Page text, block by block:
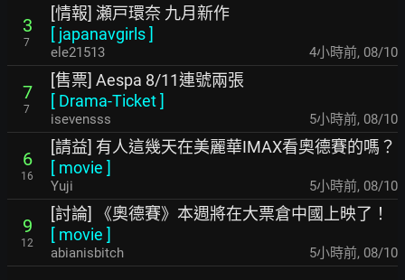
3
7
[情報] 瀬戸環奈 九月新作
[ japanavgirls]
ele21513 4小時前, 08/10
7
7
[售票] Aespa 8/11連號兩張
[ Drama-Ticket]
isevensss 5小時前, 08/10
6
16
[請益] 有人這幾天在美麗華IMAX看奧德賽的嗎？
[ movie ]
Yuji 5小時前, 08/10
9
12
[討論] 《奧德賽》本週將在大票倉中國上映了！
[ movie ]
abianisbitch 5小時前, 08/10